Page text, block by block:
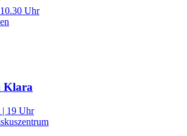
Uhr
Klara
| 19 Uhr